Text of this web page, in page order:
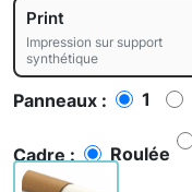
Print
Impression sur support
synthétique
Panneaux : 1
Cadre : Roulée